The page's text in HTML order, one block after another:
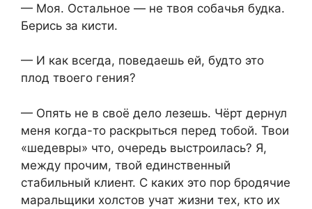
— Моя. Остальное — не твоя собачья будка.
Берись за кисти.
— И как всегда, поведаешь ей, будто это
плод твоего гения?
— Опять не в своё дело лезешь. Чёрт дернул
меня когда-то раскрыться перед тобой. Твои
«шедевры» что, очередь выстроилась? Я,
между прочим, твой единственный
стабильный клиент. С каких это пор бродячие
маральщики холстов учат жизни тех, кто их